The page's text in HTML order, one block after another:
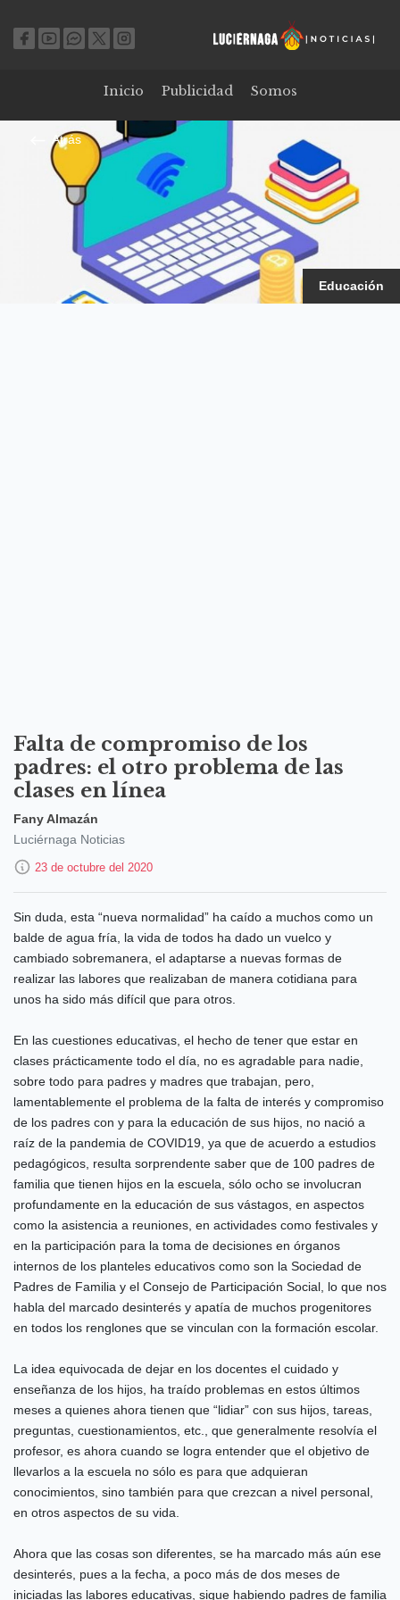
Inicio Publicidad Somos
Atrás
Educación
Falta de compromiso de los
padres: el otro problema de las
clases en línea
Fany Almazán
Luciérnaga Noticias
23 de octubre del 2020
Sin duda, esta “nueva normalidad” ha caído a muchos como un
balde de agua fría, la vida de todos ha dado un vuelco y
cambiado sobremanera, el adaptarse a nuevas formas de
realizar las labores que realizaban de manera cotidiana para
unos ha sido más difícil que para otros.
En las cuestiones educativas, el hecho de tener que estar en
clases prácticamente todo el día, no es agradable para nadie,
sobre todo para padres y madres que trabajan, pero,
lamentablemente el problema de la falta de interés y compromiso
de los padres con y para la educación de sus hijos, no nació a
raíz de la pandemia de COVID19, ya que de acuerdo a estudios
pedagógicos, resulta sorprendente saber que de 100 padres de
familia que tienen hijos en la escuela, sólo ocho se involucran
profundamente en la educación de sus vástagos, en aspectos
como la asistencia a reuniones, en actividades como festivales y
en la participación para la toma de decisiones en órganos
internos de los planteles educativos como son la Sociedad de
Padres de Familia y el Consejo de Participación Social, lo que nos
habla del marcado desinterés y apatía de muchos progenitores
en todos los renglones que se vinculan con la formación escolar.
La idea equivocada de dejar en los docentes el cuidado y
enseñanza de los hijos, ha traído problemas en estos últimos
meses a quienes ahora tienen que “lidiar” con sus hijos, tareas,
preguntas, cuestionamientos, etc., que generalmente resolvía el
profesor, es ahora cuando se logra entender que el objetivo de
llevarlos a la escuela no sólo es para que adquieran
conocimientos, sino también para que crezcan a nivel personal,
en otros aspectos de su vida.
Ahora que las cosas son diferentes, se ha marcado más aún ese
desinterés, pues a la fecha, a poco más de dos meses de
iniciadas las labores educativas, sigue habiendo padres de familia